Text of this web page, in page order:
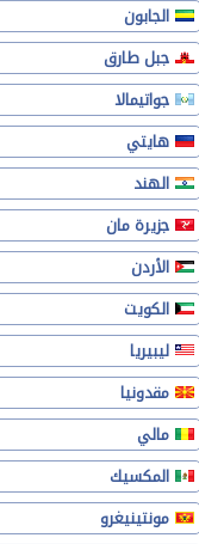
الجابون
جبل طارق
جواتيمالا
هايتي
الهند
جزيرة مان
الأردن
الكويت
ليبيريا
مقدونيا
مالي
المكسيك
مونتينيغرو